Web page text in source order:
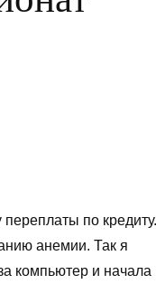
по кредиту.
анемии. Так я
компьютер и начала